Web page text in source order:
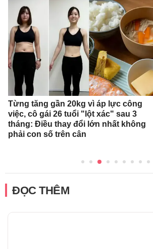
Từng tăng gần 20kg vì áp lực công
việc, cô gái 26 tuổi "lột xác" sau 3
tháng: Điều thay đổi lớn nhất không
phải con số trên cân
ĐỌC THÊM